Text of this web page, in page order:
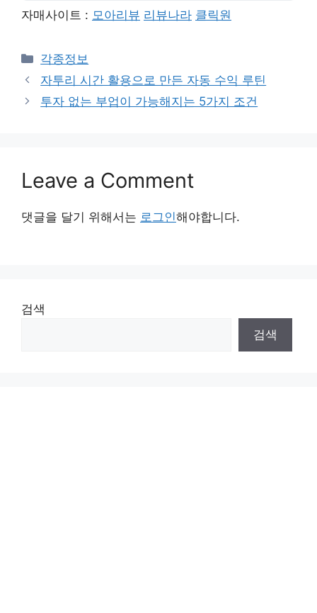
자매사이트 : 모아리뷰 리뷰나라 클릭원
Categories
각종정보
자투리 시간 활용으로 만든 자동 수익 루틴
투자 없는 부업이 가능해지는 5가지 조건
Leave a Comment
댓글을 달기 위해서는 로그인해야합니다.
검색
검색